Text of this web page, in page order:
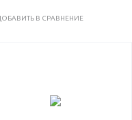
В СРАВНЕНИЕ